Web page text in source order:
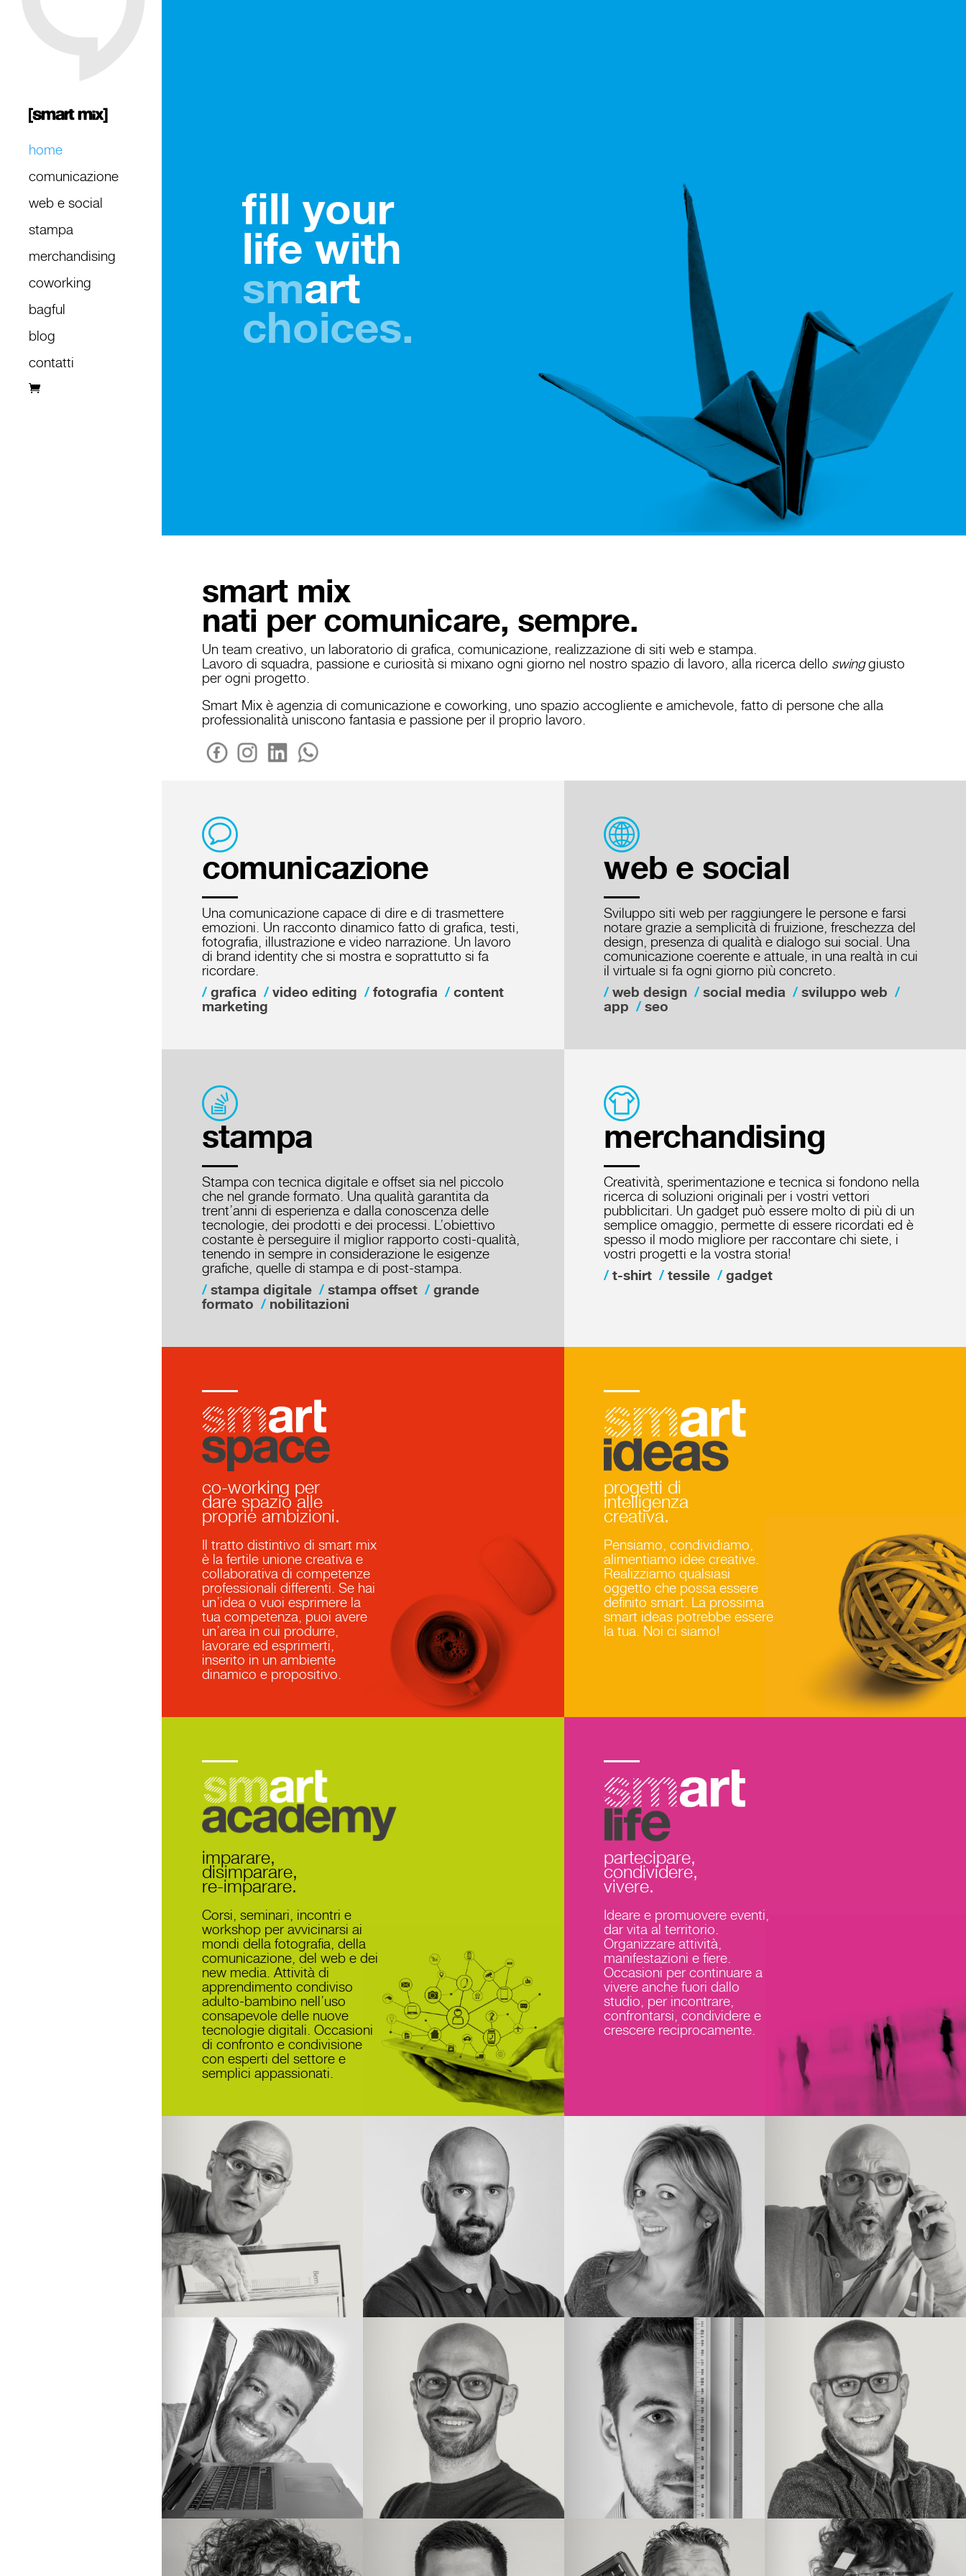
home
comunicazione
web e social
stampa
merchandising
coworking
bagful
blog
contatti
fill your
life with
smart
choices.
smart mix
nati per comunicare, sempre.
Un team creativo, un laboratorio di grafica, comunicazione, realizzazione di siti web e stampa.
Lavoro di squadra, passione e curiosità si mixano ogni giorno nel nostro spazio di lavoro, alla ricerca dello swinggiusto
per ogni progetto.
Smart Mix è agenzia di comunicazione e coworking, uno spazio accogliente e amichevole, fatto di persone che alla
professionalità uniscono fantasia e passione per il proprio lavoro.
comunicazione
Una comunicazione capace di dire e di trasmettere
emozioni. Un racconto dinamico fatto di grafica, testi,
fotografia, illustrazione e video narrazione. Un lavoro
di brand identity che si mostra e soprattutto si fa
ricordare.
grafica
video editing fotografia
content
marketing
web e social
Sviluppo siti web per raggiungere le persone e farsi
notare grazie a semplicità di fruizione, freschezza del
design, presenza di qualità e dialogo sui social. Una
comunicazione coerente e attuale, in una realtà in cui
il virtuale si fa ogni giorno più concreto.
web design
social media
sviluppo web
app
seo
stampa
Stampa con tecnica digitale e offset sia nel piccolo
che nel grande formato. Una qualità garantita da
trent’anni di esperienza e dalla conoscenza delle
tecnologie, dei prodotti e dei processi. L’obiettivo
costante è perseguire il miglior rapporto costi-qualità,
tenendo in sempre in considerazione le esigenze
grafiche, quelle di stampa e di post-stampa.
stampa digitale
stampa offset
grande
formato
nobilitazioni
merchandising
Creatività, sperimentazione e tecnica si fondono nella
ricerca di soluzioni originali per i vostri vettori
pubblicitari. Un gadget può essere molto di più di un
semplice omaggio, permette di essere ricordati ed è
spesso il modo migliore per raccontare chi siete, i
vostri progetti e la vostra storia!
t-shirt
tessile gadget
smart space
co-working per
dare spazio alle
proprie ambizioni.
Il tratto distintivo di smart mix
è la fertile unione creativa e
collaborativa di competenze
professionali differenti. Se hai
un’idea o vuoi esprimere la
tua competenza, puoi avere
un’area in cui produrre,
lavorare ed esprimerti,
inserito in un ambiente
dinamico e propositivo.
smart ideas
progetti di
intelligenza
creativa.
Pensiamo, condividiamo,
alimentiamo idee creative.
Realizziamo qualsiasi
oggetto che possa essere
definito smart. La prossima
smart ideas potrebbe essere
la tua. Noi ci siamo!
Smart Academy
imparare,
disimparare,
re-imparare.
Corsi, seminari, incontri e
workshop per avvicinarsi ai
mondi della fotografia, della
comunicazione, del web e dei
new media. Attività di
apprendimento condiviso
adulto-bambino nell’uso
consapevole delle nuove
tecnologie digitali. Occasioni
di confronto e condivisione
con esperti del settore e
semplici appassionati.
smart life
partecipare,
condividere,
vivere.
Ideare e promuovere eventi,
dar vita al territorio.
Organizzare attività,
manifestazioni e fiere.
Occasioni per continuare a
vivere anche fuori dallo
studio, per incontrare,
confrontarsi, condividere e
crescere reciprocamente.
Il team Smart Mix